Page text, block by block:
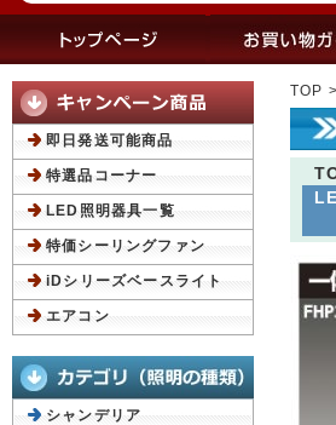
TOP
即日発送可能商品
特選品コーナー
LED照明器具一覧
特価シーリングファン
iDシリーズベースライト
エアコン
シャンデリア